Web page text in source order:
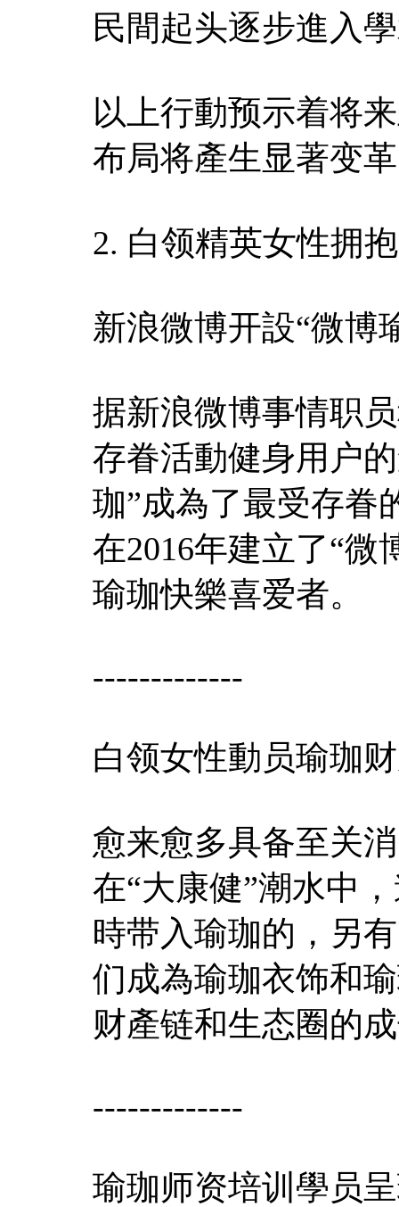
民間起头逐步進入
以上行動预示着将
布局将產生显著变
2. 白领精英女性拥
新浪微博开設“微博
据新浪微博事情职
存眷活動健身用户
珈”成為了最受存眷
在2016年建立了“微
瑜珈快樂喜爱者。
-------------
白领女性動员瑜珈
愈来愈多具备至关
在“大康健”潮水中
時带入瑜珈的，另
们成為瑜珈衣饰和
财產链和生态圈的
-------------
瑜珈师资培训學员